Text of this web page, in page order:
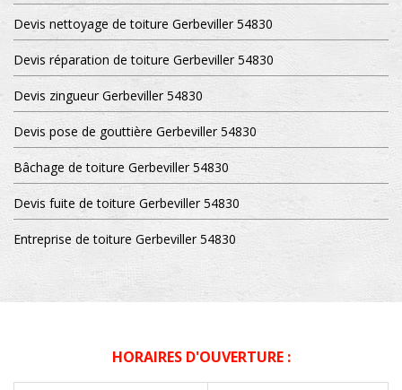
Devis nettoyage de toiture Gerbeviller 54830
Devis réparation de toiture Gerbeviller 54830
Devis zingueur Gerbeviller 54830
Devis pose de gouttière Gerbeviller 54830
Bâchage de toiture Gerbeviller 54830
Devis fuite de toiture Gerbeviller 54830
Entreprise de toiture Gerbeviller 54830
HORAIRES D'OUVERTURE :